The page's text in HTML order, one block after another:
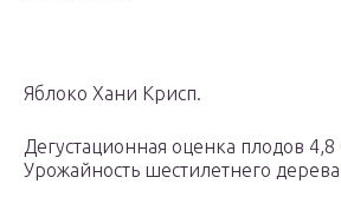
Яблоко Хани Крисп.
Дегустационная оценка плодов 4,8
Урожайность шестилетнего дерева